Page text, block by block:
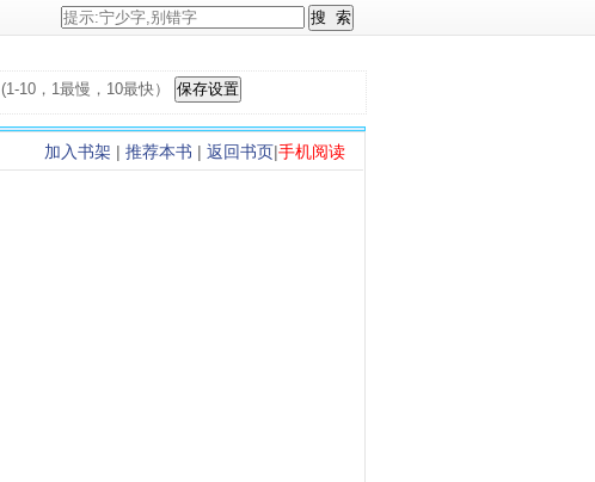
(1-10，1最慢，10最快）
加入书架 | 推荐本书 | 返回书页|手机阅读